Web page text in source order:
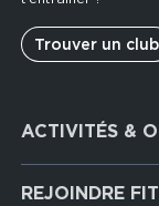
Trouver un club
services
ACTIVITÉS &
Cardio Training
REJOINDRE